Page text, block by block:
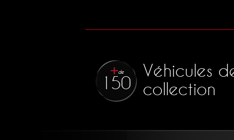
de
150
Véhicules
collection